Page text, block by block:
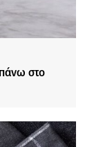
πάνω στο